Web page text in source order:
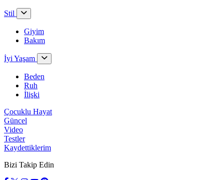
Stil
Giyim
Bakım
İyi Yaşam
Beden
Ruh
İlişki
Çocuklu Hayat
Güncel
Video
Testler
Kaydettiklerim
Bizi Takip Edin